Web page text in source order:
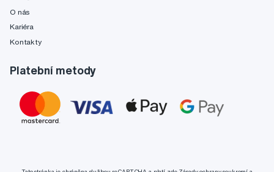
O nás
Kariéra
Kontakty
Platební metody